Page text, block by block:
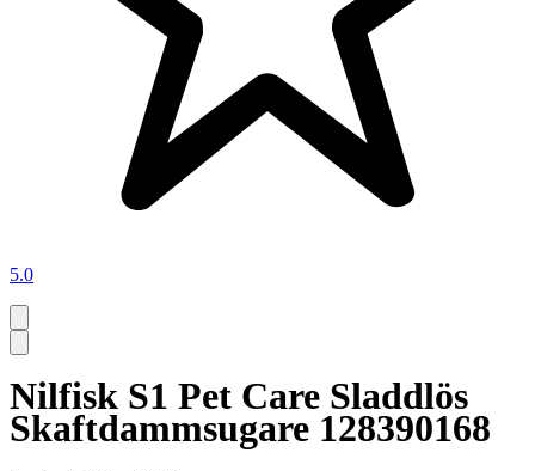
5.0
Nilfisk S1 Pet Care Sladdlös
Skaftdammsugare 128390168